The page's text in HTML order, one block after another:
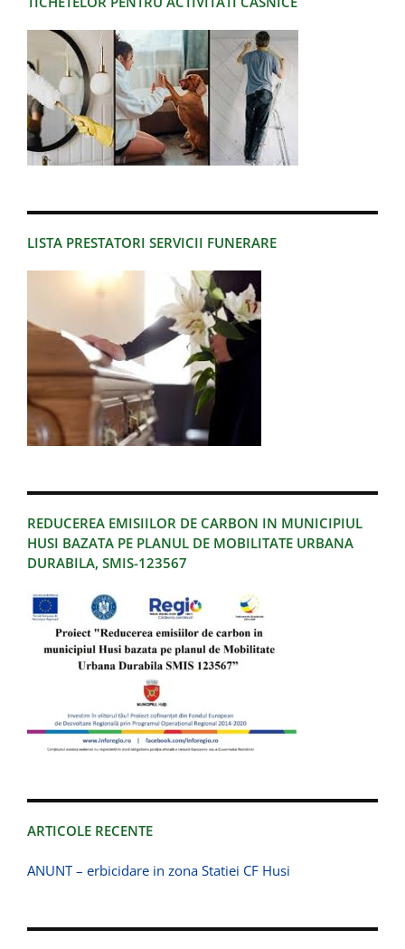
LISTA PRESTATORI SERVICII FUNERARE
REDUCEREA EMISIILOR DE CARBON IN MUNICIPIUL
HUSI BAZATA PE PLANUL DE MOBILITATE URBANA
DURABILA, SMIS-123567
ARTICOLE RECENTE
ANUNT – erbicidare in zona Statiei CF Husi